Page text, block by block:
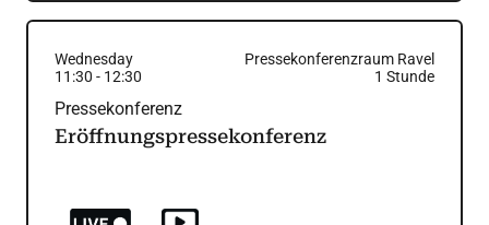
Wednesday
Pressekonferenzraum Ravel
11:30 - 12:30 1 Stunde
Pressekonferenz
Eröffnungspressekonferenz